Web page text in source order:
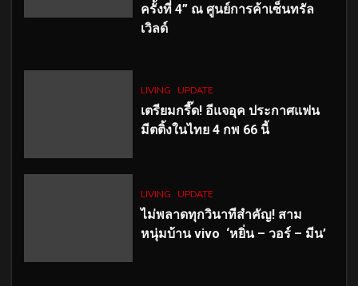
ครั้งที่ 4” ณ ศูนย์การค้าเซ็นทรัล
เวิลด์
LIVING UPDATE
เตรียมกรี๊ด! อีแจอุค ประกาศแฟน
มีตติ้งในไทย 4 กพ 66 นี้
LIVING UPDATE
ไม่พลาดทุกวินาทีสำคัญ! สาม
หนุ่มบ้าน vivo ‘หยิ่น – วอร์ – มีน’